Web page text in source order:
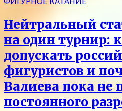
Нейтральный
на один турнир:
допускать
фигуристов и
Валиева пока не
постоянного